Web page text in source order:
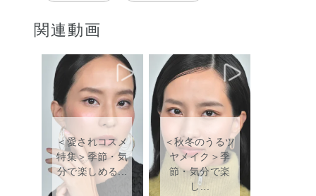
関連動画
＜愛されコスメ
特集＞季節・気
分で楽しめる...
＜秋冬のうるツ
ヤメイク＞季
節・気分で楽
し...